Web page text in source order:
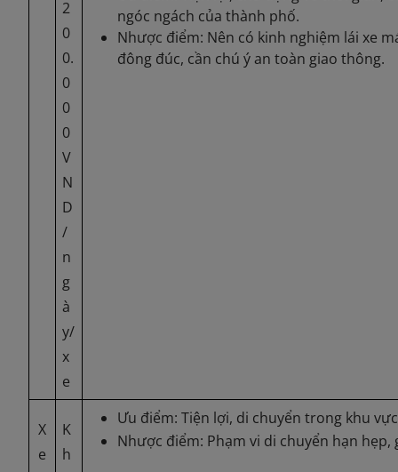
2
0
0.
0
0
0
V
N
D
/
n
g
à
y/
x
e
ngóc ngách của thành phố.
Nhược điểm: Nên có kinh nghiệm lái xe
đông đúc, cần chú ý an toàn giao thông.
X
e
K
h
Ưu điểm: Tiện lợi, di chuyển trong khu
Nhược điểm: Phạm vi di chuyển hạn hẹp,